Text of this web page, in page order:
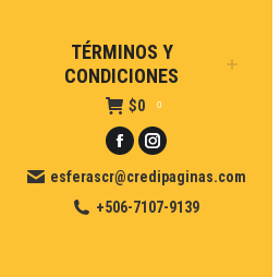
TÉRMINOS Y
CONDICIONES
$0 0
Facebook
page
opens
Instagram
page
opens
esferascr@credipaginas.com
+506-7107-9139